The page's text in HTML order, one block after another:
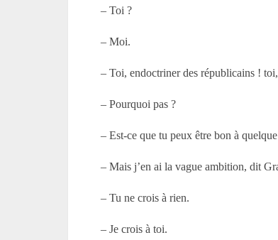
– Toi ?
– Moi.
– Toi, endoctriner des républicains !
– Pourquoi pas ?
– Est-ce que tu peux être bon à
– Mais j’en ai la vague ambition, dit
– Tu ne crois à rien.
– Je crois à toi.